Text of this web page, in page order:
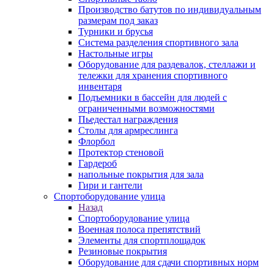
Производство батутов по индивидуальным
размерам под заказ
Турники и брусья
Система разделения спортивного зала
Настольные игры
Оборудование для раздевалок, стеллажи и
тележки для хранения спортивного
инвентаря
Подъемники в бассейн для людей с
ограниченными возможностями
Пьедестал награждения
Столы для армреслинга
Флорбол
Протектор стеновой
Гардероб
напольные покрытия для зала
Гири и гантели
Спортоборудование улица
Назад
Спортоборудование улица
Военная полоса препятствий
Элементы для спортплощадок
Резиновые покрытия
Оборудование для сдачи спортивных норм